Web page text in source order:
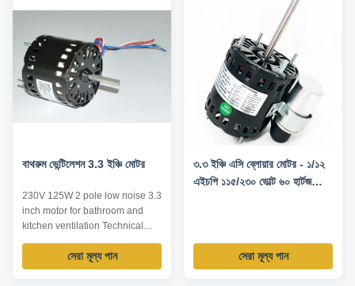
বাথরুম ভেন্টিলেশন 3.3 ইঞ্চি মোটর
230V 125W 2 pole low noise 3.3
inch motor for bathroom and
kitchen ventilation Technical
Parameters: Model Output
power /W Voltage /V Frequency
/Hz Rated current /A Pole Speed
সেরা মূল্য পান
৩.৩ ইঞ্চি এসি ব্লোয়ার মোটর - ১/১২
এইচপি ১১৫/২৩০ ভোল্ট ৬০ হার্টজ
সেরা মূল্য পান